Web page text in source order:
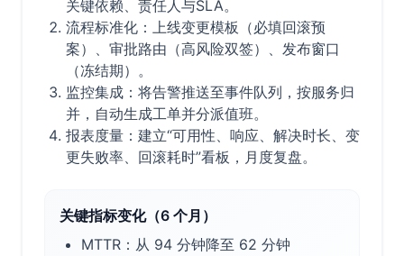
关键依赖、责任人与SLA。
流程标准化：上线变更模板（必填回滚预
案）、审批路由（高风险双签）、发布窗口
（冻结期）。
监控集成：将告警推送至事件队列，按服务归
并，自动生成工单并分派值班。
报表度量：建立“可用性、响应、解决时长、变
更失败率、回滚耗时”看板，月度复盘。
关键指标变化（6 个月）
MTTR：从 94 分钟降至 62 分钟